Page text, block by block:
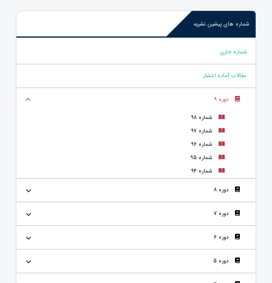
شماره های پیشین نشریه
شماره جاری
مقالات آماده انتشار
دوره 9
شماره 98
شماره 97
شماره 96
شماره 95
شماره 94
دوره 8
دوره 7
دوره 6
دوره 5